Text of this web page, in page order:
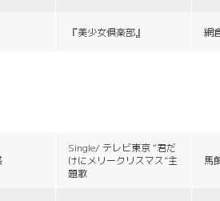
『美少女倶楽部』 網
Single/ テレビ東京 “君だ
けにメリークリスマス”主
題歌
馬